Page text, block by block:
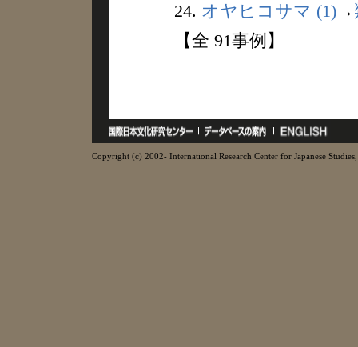
24. オヤヒコサマ (1)→
【全 91事例】
Copyright (c) 2002- International Research Center for Japanese